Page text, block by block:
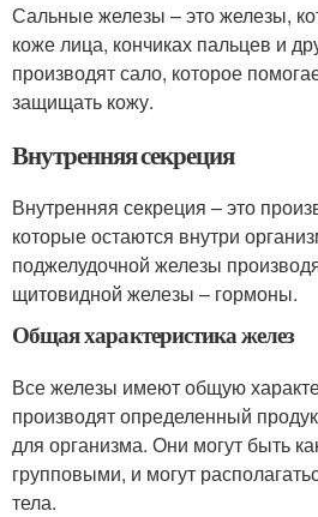
Сальные железы – это железы,
коже лица, кончиках пальцев и
производят сало, которое
защищать кожу.
Внутренняя секреция
Внутренняя секреция – это
которые остаются внутри
поджелудочной железы
щитовидной железы – гормоны.
Общая характеристика желез
Все железы имеют общую
производят определенный
для организма. Они могут быть
групповыми, и могут
тела.